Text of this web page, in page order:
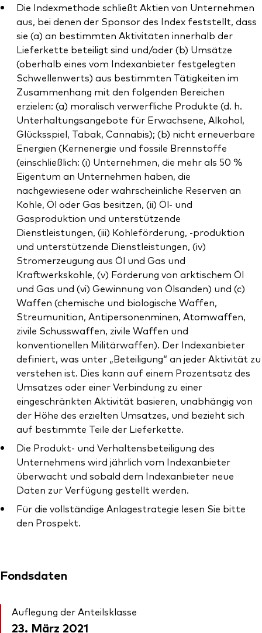
Die Indexmethode schließt Aktien von Unternehmen
aus, bei denen der Sponsor des Index feststellt, dass
sie (a) an bestimmten Aktivitäten innerhalb der
Lieferkette beteiligt sind und/oder (b) Umsätze
(oberhalb eines vom Indexanbieter festgelegten
Schwellenwerts) aus bestimmten Tätigkeiten im
Zusammenhang mit den folgenden Bereichen
erzielen: (a) moralisch verwerfliche Produkte (d. h.
Unterhaltungsangebote für Erwachsene, Alkohol,
Glücksspiel, Tabak, Cannabis); (b) nicht erneuerbare
Energien (Kernenergie und fossile Brennstoffe
(einschließlich: (i) Unternehmen, die mehr als 50 %
Eigentum an Unternehmen haben, die
nachgewiesene oder wahrscheinliche Reserven an
Kohle, Öl oder Gas besitzen, (ii) Öl- und
Gasproduktion und unterstützende
Dienstleistungen, (iii) Kohleförderung, -produktion
und unterstützende Dienstleistungen, (iv)
Stromerzeugung aus Öl und Gas und
Kraftwerkskohle, (v) Förderung von arktischem Öl
und Gas und (vi) Gewinnung von Ölsanden) und (c)
Waffen (chemische und biologische Waffen,
Streumunition, Antipersonenminen, Atomwaffen,
zivile Schusswaffen, zivile Waffen und
konventionellen Militärwaffen). Der Indexanbieter
definiert, was unter „Beteiligung“ an jeder Aktivität zu
verstehen ist. Dies kann auf einem Prozentsatz des
Umsatzes oder einer Verbindung zu einer
eingeschränkten Aktivität basieren, unabhängig von
der Höhe des erzielten Umsatzes, und bezieht sich
auf bestimmte Teile der Lieferkette.
Die Produkt- und Verhaltensbeteiligung des
Unternehmens wird jährlich vom Indexanbieter
überwacht und sobald dem Indexanbieter neue
Daten zur Verfügung gestellt werden.
Für die vollständige Anlagestrategie lesen Sie bitte
den Prospekt.
Fondsdaten
Auflegung der Anteilsklasse
23. März 2021